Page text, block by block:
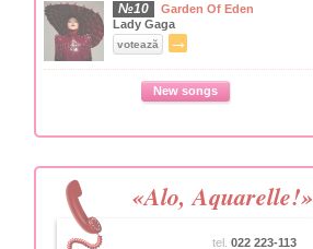
№10
Garden Of Eden
Lady Gaga
votează →
New songs
«Alo, Aquarelle!»
tel. 022 223-113